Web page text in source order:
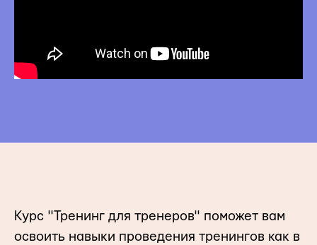
Курс "Тренинг для тренеров" поможет вам
освоить навыки проведения тренингов как в